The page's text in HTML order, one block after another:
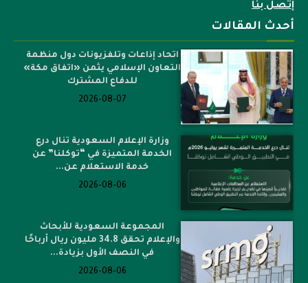
إتصل بنا
أحدث المقالات
اتحاد إذاعات وتلفزيونات دول منظمة
التعاون الإسلامي يثمن «اتفاق مكة»
للدفاع المشترك
2026-08-07
وزارة الإعلام السعودية تنال درع
الخدمة المتميزة في “توكلنا” عن
خدمة الاستعلام عن...
2026-08-06
المجموعة السعودية للأبحاث
والإعلام تحقق 34.8 مليون ريال أرباحًا
في النصف الأول بزيادة...
2026-08-06